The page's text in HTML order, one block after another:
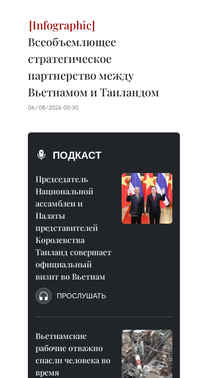
Всеобъемлющее
стратегическое
партнерство между
Вьетнамом и Таиландом
06/08/2026 00:30
ПОДКАСТ
Председатель
Национальной
ассамблеи и
Палаты
представителей
Королевства
Таиланд совершает
официальный
визит во Вьетнам
ПРОСЛУШАТЬ
Вьетнамские
рабочие отважно
спасли человека во
время